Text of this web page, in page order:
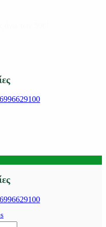
6996629100
6996629100